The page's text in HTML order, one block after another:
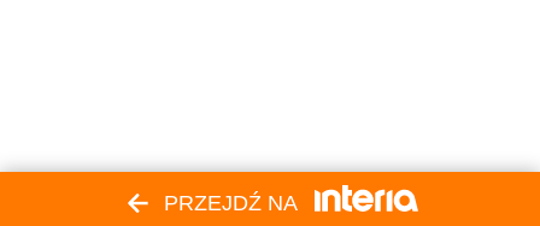
PRZEJDŹ NA